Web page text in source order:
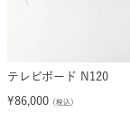
テレビボード N120
¥86,000 （税込）